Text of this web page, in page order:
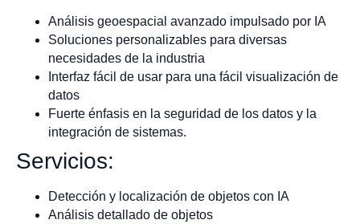
Análisis geoespacial avanzado impulsado por IA
Soluciones personalizables para diversas
necesidades de la industria
Interfaz fácil de usar para una fácil visualización de
datos
Fuerte énfasis en la seguridad de los datos y la
integración de sistemas.
Servicios:
Detección y localización de objetos con IA
Análisis detallado de objetos